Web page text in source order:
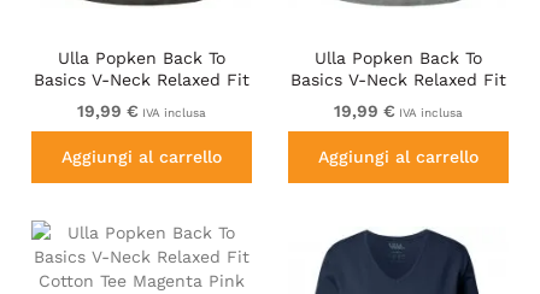
Ulla Popken Back To
Basics V-Neck Relaxed Fit
Cotton Tee Graphite Grey
19,99 € IVA inclusa
Aggiungi al carrello
Ulla Popken Back To
Basics V-Neck Relaxed Fit
Cotton Tee Light Grey
Melange
19,99 € IVA inclusa
Aggiungi al carrello